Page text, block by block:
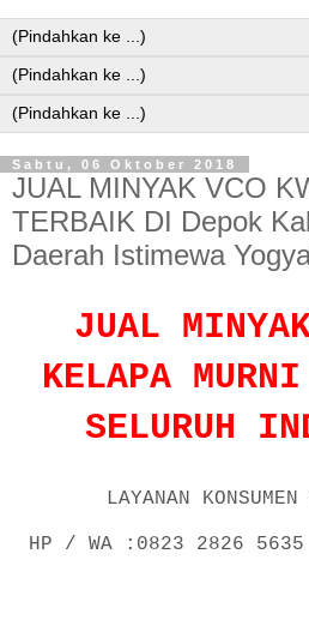
Sabtu, 06 Oktober 2018
JUAL MINYAK VCO
TERBAIK DI Depok
Daerah Istimewa
JUAL
KELAPA
SELURUH
LAYANAN
HP / WA :0823 2826